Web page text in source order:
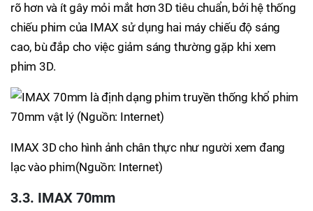
rõ hơn và ít gây mỏi mắt hơn 3D tiêu chuẩn, bởi hệ thống
chiếu phim của IMAX sử dụng hai máy chiếu độ sáng
cao, bù đắp cho việc giảm sáng thường gặp khi xem
phim 3D.
IMAX 3D cho hình ảnh chân thực như người xem đang
lạc vào phim(Nguồn: Internet)
3.3. IMAX 70mm